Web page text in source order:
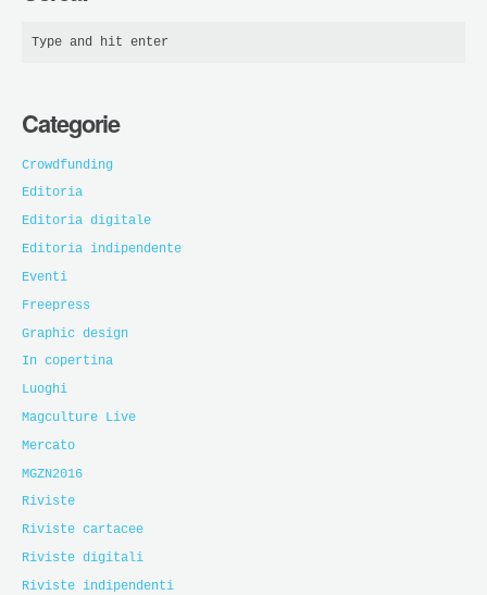
Categorie
Crowdfunding
Editoria
Editoria digitale
Editoria indipendente
Eventi
Freepress
Graphic design
In copertina
Luoghi
Magculture Live
Mercato
MGZN2016
Riviste
Riviste cartacee
Riviste digitali
Riviste indipendenti